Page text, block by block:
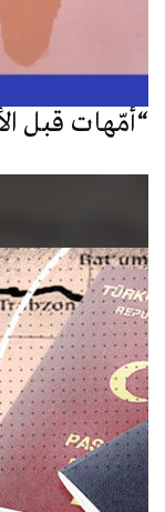
“أمّهات قبل